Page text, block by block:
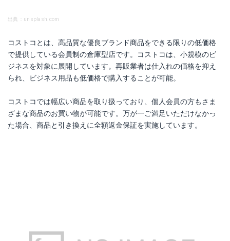
出典：unsplash.com
コストコとは、高品質な優良ブランド商品をできる限りの低価格
で提供している会員制の倉庫型店です。コストコは、小規模のビ
ジネスを対象に展開しています。再販業者は仕入れの価格を抑え
られ、ビジネス用品も低価格で購入することが可能。
コストコでは幅広い商品を取り扱っており、個人会員の方もさま
ざまな商品のお買い物が可能です。万が一ご満足いただけなかっ
た場合、商品と引き換えに全額返金保証を実施しています。